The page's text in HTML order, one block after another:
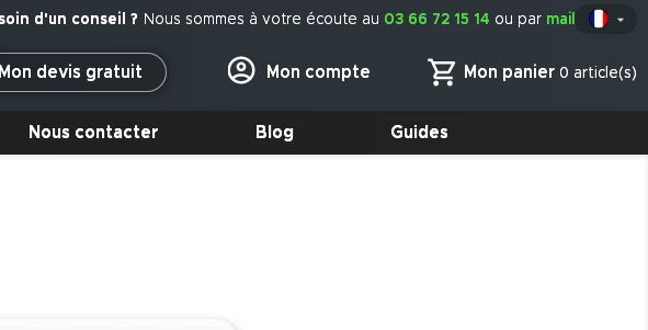

Nous sommes à votre écoute au 03 66 72 15 14 ou par mail
Mon panier 0 article(s)
Mon compte
Mon devis gratuit
Nous contacter Blog Guides